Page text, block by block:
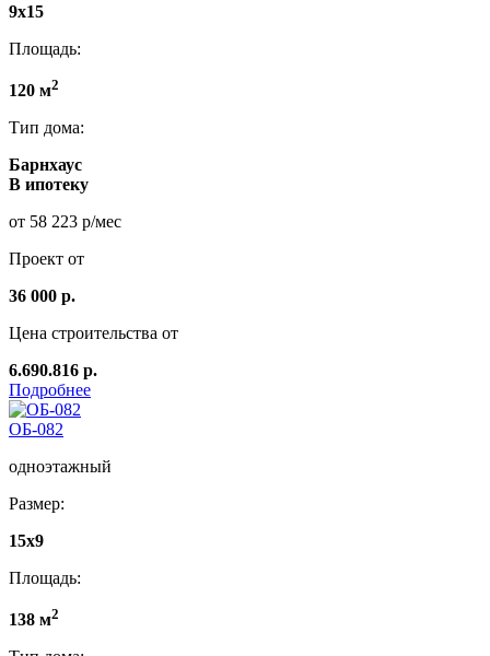
9x15
Площадь:
120 м2
Тип дома:
Барнхаус
В ипотеку
от 58 223 р/мес
Проект от
36 000 р.
Цена строительства от
6.690.816 р.
Подробнее
ОБ-082
одноэтажный
Размер:
15x9
Площадь:
138 м2